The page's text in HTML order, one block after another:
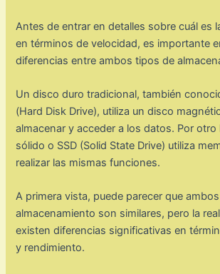
Antes de entrar en detalles sobre cuál es
en términos de velocidad, es importante
diferencias entre ambos tipos de
Un disco duro tradicional, también
(Hard Disk Drive), utiliza un disco
almacenar y acceder a los datos. Por otro
sólido o SSD (Solid State Drive) utiliza
realizar las mismas funciones.
A primera vista, puede parecer que
almacenamiento son similares, pero la
existen diferencias significativas en
y rendimiento.